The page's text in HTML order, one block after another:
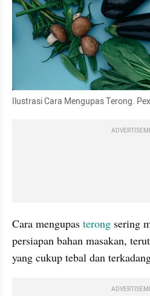
Ilustrasi Cara Mengupas Terong.
Cara mengupas terong sering
persiapan bahan masakan,
yang cukup tebal dan